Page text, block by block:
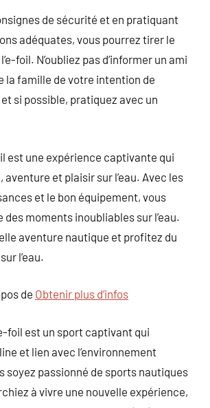
de sécurité et en pratiquant
adéquates, vous pourrez tirer le
foil. N’oubliez pas d’informer un ami
la famille de votre intention de
si possible, pratiquez avec un
est une expérience captivante qui
et plaisir sur l’eau. Avec les
et le bon équipement, vous
des moments inoubliables sur l’eau.
aventure nautique et profitez du
l’eau.
de Obtenir plus d’infos
foil est un sport captivant qui
et lien avec l’environnement
soyez passionné de sports nautiques
à vivre une nouvelle expérience,